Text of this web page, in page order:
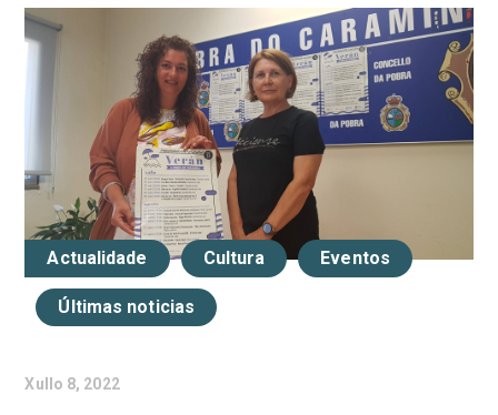
Actualidade Cultura Eventos
Últimas noticias
Xullo 8, 2022